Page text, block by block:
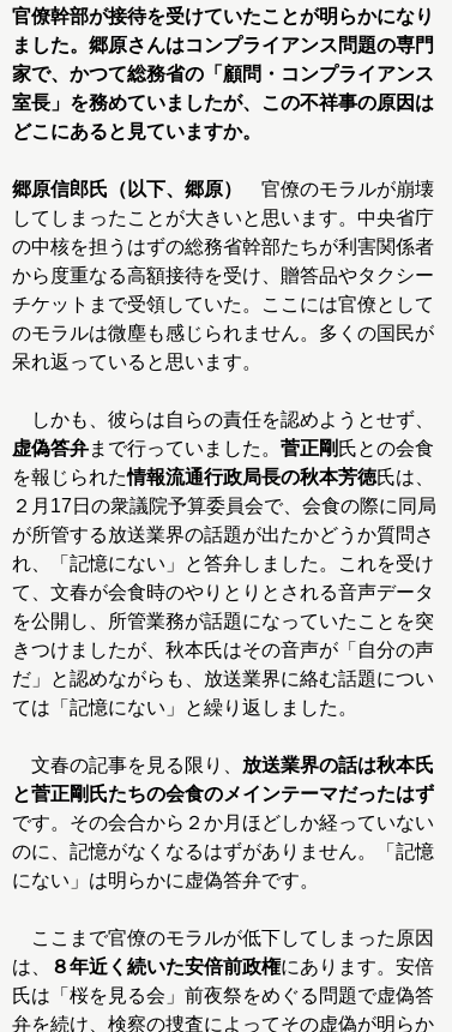
官僚幹部が接待を受けていたことが明らかになり
ました。郷原さんはコンプライアンス問題の専門
家で、かつて総務省の「顧問・コンプライアンス
室長」を務めていましたが、この不祥事の原因は
どこにあると見ていますか。
郷原信郎氏（以下、郷原）
官僚のモラルが崩壊
してしまったことが大きいと思います。中央省庁
の中核を担うはずの総務省幹部たちが利害関係者
から度重なる高額接待を受け、贈答品やタクシー
チケットまで受領していた。ここには官僚として
のモラルは微塵も感じられません。多くの国民が
呆れ返っていると思います。
しかも、彼らは自らの責任を認めようとせず、
虚偽答弁まで行っていました。 菅正剛氏との会食
を報じられた情報流通行政局長の秋本芳徳氏は、
２月17日の衆議院予算委員会で、会食の際に同局
が所管する放送業界の話題が出たかどうか質問さ
れ、「記憶にない」と答弁しました。これを受け
て、文春が会食時のやりとりとされる音声データ
を公開し、所管業務が話題になっていたことを突
きつけましたが、秋本氏はその音声が「自分の声
だ」と認めながらも、放送業界に絡む話題につい
ては「記憶にない」と繰り返しました。
文春の記事を見る限り、 放送業界の話は秋本氏
と菅正剛氏たちの会食のメインテーマだったはず
です。その会合から２か月ほどしか経っていない
のに、記憶がなくなるはずがありません。「記憶
にない」は明らかに虚偽答弁です。
ここまで官僚のモラルが低下してしまった原因
は、
８年近く続いた安倍前政権にあります。安倍
氏は「桜を見る会」前夜祭をめぐる問題で虚偽答
弁を続け、検察の捜査によってその虚偽が明らか